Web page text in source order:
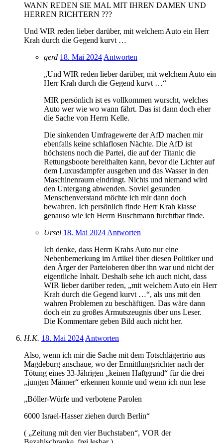
WANN REDEN SIE MAL MIT IHREN DAMEN UND
HERREN RICHTERN ???
Und WIR reden lieber darüber, mit welchem Auto ein Herr
Krah durch die Gegend kurvt …
gerd 18. Mai 2024 Antworten
„Und WIR reden lieber darüber, mit welchem Auto ein
Herr Krah durch die Gegend kurvt …“
MIR persönlich ist es vollkommen wurscht, welches
Auto wer wie wo wann fährt. Das ist dann doch eher
die Sache von Herrn Kelle.
Die sinkenden Umfragewerte der AfD machen mir
ebenfalls keine schlaflosen Nächte. Die AfD ist
höchstens noch die Partei, die auf der Titanic die
Rettungsboote bereithalten kann, bevor die Lichter auf
dem Luxusdampfer ausgehen und das Wasser in den
Maschinenraum eindringt. Nichts und niemand wird
den Untergang abwenden. Soviel gesunden
Menschenverstand möchte ich mir dann doch
bewahren. Ich persönlich finde Herr Krah klasse
genauso wie ich Herrn Buschmann furchtbar finde.
Ursel 18. Mai 2024 Antworten
Ich denke, dass Herrn Krahs Auto nur eine
Nebenbemerkung im Artikel über diesen Politiker und
den Ärger der Parteioberen über ihn war und nicht der
eigentliche Inhalt. Deshalb sehe ich auch nicht, dass
WIR lieber darüber reden, „mit welchem Auto ein Herr
Krah durch die Gegend kurvt …“, als uns mit den
wahren Problemen zu beschäftigen. Das wäre dann
doch ein zu großes Armutszeugnis über uns Leser.
Die Kommentare geben Bild auch nicht her.
H.K. 18. Mai 2024 Antworten
Also, wenn ich mir die Sache mit dem Totschlägertrio aus
Magdeburg anschaue, wo der Ermittlungsrichter nach der
Tötung eines 33-Jährigen „keinen Haftgrund“ für die drei
„jungen Männer“ erkennen konnte und wenn ich nun lese
„Böller-Würfe und verbotene Parolen
6000 Israel-Hasser ziehen durch Berlin“
( „Zeitung mit den vier Buchstaben“, VOR der